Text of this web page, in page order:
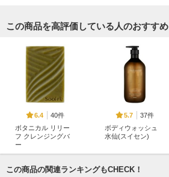
この商品を高評価している人のおすすめ
6.4
40件
ボタニカル リリー
フ クレンジングバ
ー
5.7
37件
ボディウォッシュ
水仙(スイセン)
この商品の関連ランキングもCHECK！